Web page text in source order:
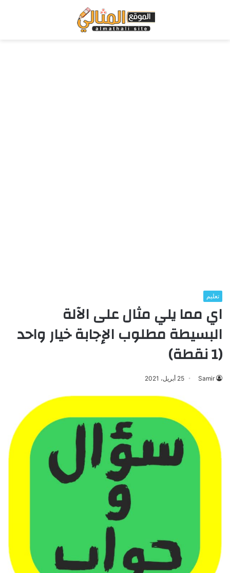
تعليم
اي مما يلي مثال على الآلة
البسيطة مطلوب الإجابة خيار واحد
(1 نقطة)
Samir 25 أبريل، 2021